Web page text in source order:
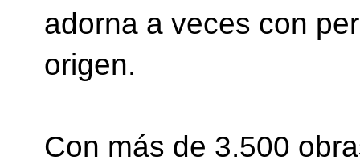
adorna a veces con
origen.
Con más de 3.500